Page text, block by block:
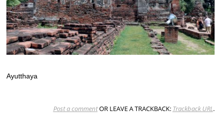
Ayutthaya
Post a commentOR LEAVE A TRACKBACK: Trackback URL.